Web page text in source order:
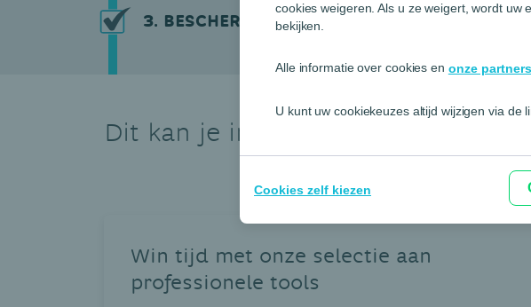
3. BESCHERM JEZELF
Dit kan je interesseren
Win tijd met onze selectie aan
professionele tools
cookies weigeren. Als u ze weigert, wordt
bekijken.
Alle informatie over cookies en onze partners
U kunt uw cookiekeuzes altijd wijzigen via de
Cookies zelf kiezen